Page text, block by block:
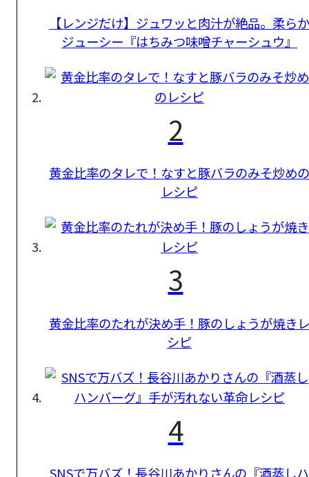
【レンジだけ】ジュワッと肉汁が絶品。柔らか
ジューシー『はちみつ味噌チャーシュウ』
2
黄金比率のタレで！なすと豚バラのみそ炒めの
レシピ
3
黄金比率のたれが決め手！豚のしょうが焼きレ
シピ
4
SNSで万バズ！長谷川あかりさんの『酒蒸しハ